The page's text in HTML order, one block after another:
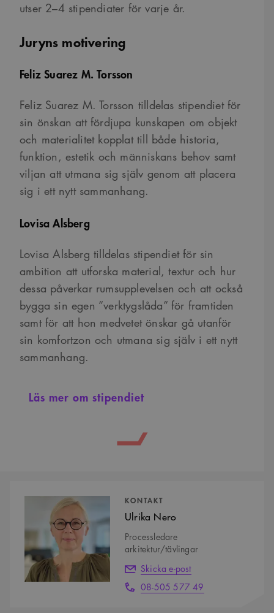
utser 2–4 stipendiater för varje år.
Juryns motivering
Feliz Suarez M. Torsson
Feliz Suarez M. Torsson tilldelas stipendiet för
sin önskan att fördjupa kunskapen om objekt
och materialitet kopplat till både historia,
funktion, estetik och människans behov samt
viljan att utmana sig själv genom att placera
sig i ett nytt sammanhang.
Lovisa Alsberg
Lovisa Alsberg tilldelas stipendiet för sin
ambition att utforska material, textur och hur
dessa påverkar rumsupplevelsen och att också
bygga sin egen ”verktygslåda” för framtiden
samt för att hon medvetet önskar gå utanför
sin komfortzon och utmana sig själv i ett nytt
sammanhang.
Läs mer om stipendiet
KONTAKT
Ulrika Nero
Processledare
arkitektur/tävlingar
Skicka e-post
08-505 577 49